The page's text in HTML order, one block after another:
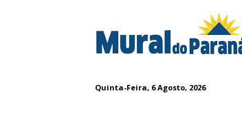
Quinta-Feira, 6 Agosto, 2026